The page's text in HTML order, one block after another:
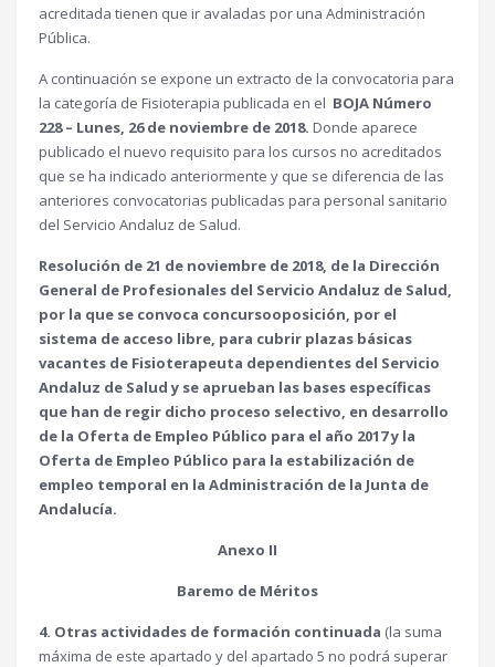
acreditada tienen que ir avaladas por una Administración
Pública.
A continuación se expone un extracto de la convocatoria para
la categoría de Fisioterapia publicada en el BOJA Número
228 – Lunes, 26 de noviembre de 2018. Donde aparece
publicado el nuevo requisito para los cursos no acreditados
que se ha indicado anteriormente y que se diferencia de las
anteriores convocatorias publicadas para personal sanitario
del Servicio Andaluz de Salud.
Resolución de 21 de noviembre de 2018, de la Dirección
General de Profesionales del Servicio Andaluz de Salud,
por la que se convoca concursooposición, por el
sistema de acceso libre, para cubrir plazas básicas
vacantes de Fisioterapeuta dependientes del Servicio
Andaluz de Salud y se aprueban las bases específicas
que han de regir dicho proceso selectivo, en desarrollo
de la Oferta de Empleo Público para el año 2017 y la
Oferta de Empleo Público para la estabilización de
empleo temporal en la Administración de la Junta de
Andalucía.
Anexo II
Baremo de Méritos
4. Otras actividades de formación continuada (la suma
máxima de este apartado y del apartado 5 no podrá superar